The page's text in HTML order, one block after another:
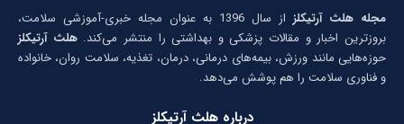
مجله هلث آرتیکلز
از سال 1396 به عنوان مجله خبری-آموزشی سلامت،
بروزترین اخبار و مقالات پزشکی و بهداشتی را منتشر می‌کند.هلث آرتیکلز
حوزه‌هایی مانند ورزش، بیمه‌های درمانی، درمان، تغذیه، سلامت روان، خانواده
و فناوری سلامت را هم پوشش می‌دهد.
درباره هلث آرتیکلز